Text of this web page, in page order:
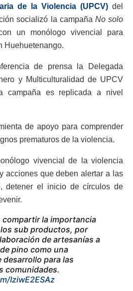
de la Violencia (UPCV) del
socializó la campaña No solo
un monólogo vivencial para
Huehuetenango.
de prensa la Delegada
y Multiculturalidad de UPCV
campaña es replicada a nivel
de apoyo para comprender
prematuros de la violencia.
vivencial de la violencia
acciones que deben alertar a las
detener el inicio de círculos de
compartir la importancia
sub productos, por
de artesanías a
pino como una
desarrollo para las
comunidades.
IziwE2ESAz